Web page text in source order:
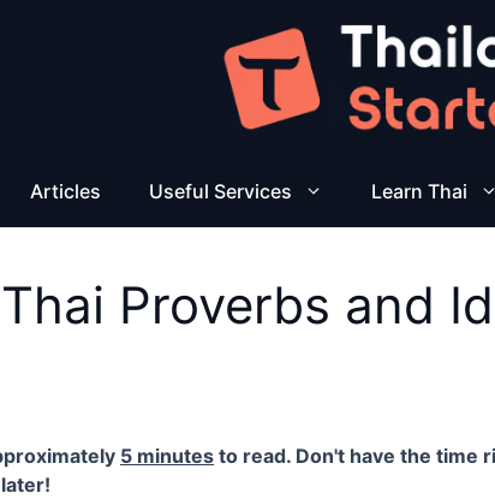
Articles Useful Services Learn Thai
Proverbs and
5 minutes to read. Don't have the time